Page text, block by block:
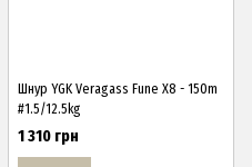
Шнур YGK Veragass Fune X8 - 150m
#1.5/12.5kg
1 310 грн